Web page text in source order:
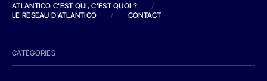
ATLANTICO C'EST QUI, C'EST QUOI ?
/
LE RESEAU D'ATLANTICO
/ CONTACT
CATEGORIES